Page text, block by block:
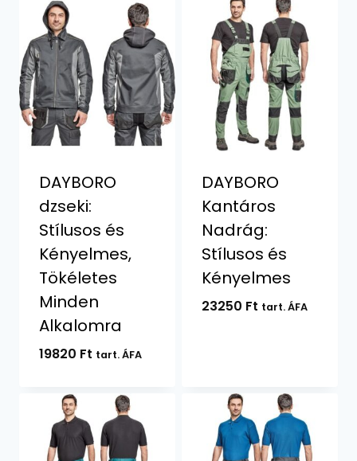
DAYBORO
dzseki:
Stílusos és
Kényelmes,
Tökéletes
Minden
Alkalomra
19820 Ft tart. ÁFA
DAYBORO
Kantáros
Nadrág:
Stílusos és
Kényelmes
23250 Ft tart. ÁFA